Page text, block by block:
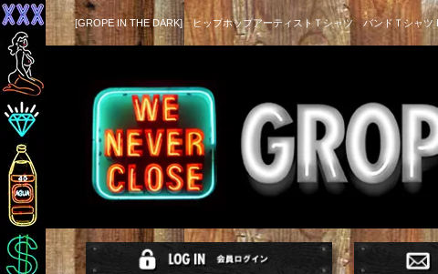
[GROPE IN THE DARK] ヒップホップアーティストＴシャツ バンドＴシャツ